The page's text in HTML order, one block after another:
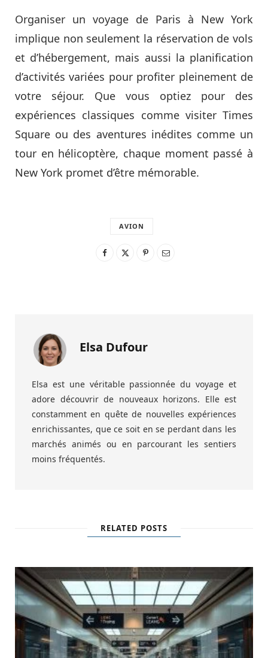
Organiser un voyage de Paris à New York
implique non seulement la réservation de vols
et d’hébergement, mais aussi la planification
d’activités variées pour profiter pleinement de
votre séjour. Que vous optiez pour des
expériences classiques comme visiter Times
Square ou des aventures inédites comme un
tour en hélicoptère, chaque moment passé à
New York promet d’être mémorable.
AVION
Elsa Dufour
Elsa est une véritable passionnée du voyage et
adore découvrir de nouveaux horizons. Elle est
constamment en quête de nouvelles expériences
enrichissantes, que ce soit en se perdant dans les
marchés animés ou en parcourant les sentiers
moins fréquentés.
RELATED POSTS